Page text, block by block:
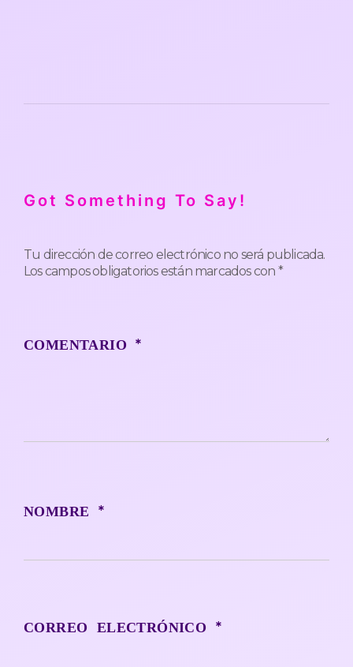
Got Something To Say!
Tu dirección de correo electrónico no será publicada.
Los campos obligatorios están marcados con *
COMENTARIO*
NOMBRE *
CORREO ELECTRÓNICO *